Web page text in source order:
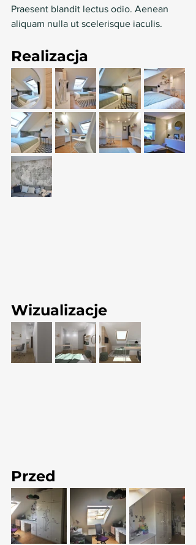
Praesent blandit lectus odio. Aenean
aliquam nulla ut scelerisque iaculis.
Realizacja
Wizualizacje
Przed